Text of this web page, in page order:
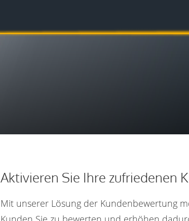
Aktivieren Sie Ihre zufriedenen
Mit unserer Lösung der Kundenbewertung